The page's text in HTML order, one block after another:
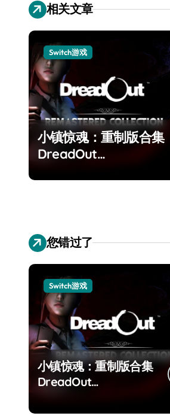
相关文章
Switch游戏
小镇惊魂：重制版合集
DreadOut
Remastered
您错过了
Switch游戏
小镇惊魂：重制版合集
DreadOut
Remastered
Collection